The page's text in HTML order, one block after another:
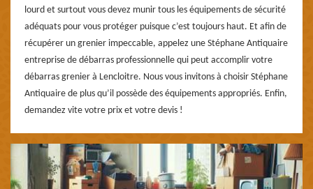
lourd et surtout vous devez munir tous les équipements de sécurité
adéquats pour vous protéger puisque c’est toujours haut. Et afin de
récupérer un grenier impeccable, appelez une Stéphane Antiquaire
entreprise de débarras professionnelle qui peut accomplir votre
débarras grenier à Lencloitre. Nous vous invitons à choisir Stéphane
Antiquaire de plus qu’il possède des équipements appropriés. Enfin,
demandez vite votre prix et votre devis !